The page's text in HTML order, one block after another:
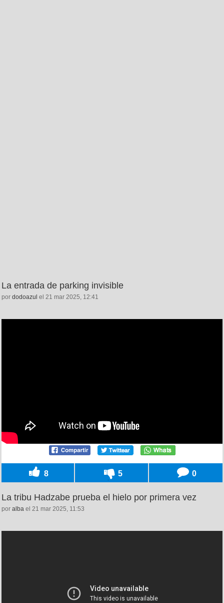
La entrada de parking invisible
por dodoazul el 21 mar 2025, 12:41
8 5 0
La tribu Hadzabe prueba el hielo por primera vez
por alba el 21 mar 2025, 11:53